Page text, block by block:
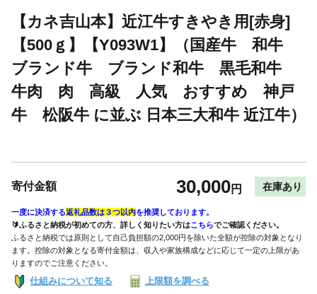
【カネ吉山本】近江牛すきやき用[赤身]
【500ｇ】【Y093W1】（国産牛 和牛
ブランド牛 ブランド和牛 黒毛和牛
牛肉 肉 高級 人気 おすすめ 神戸
牛 松阪牛 に並ぶ 日本三大和牛 近江牛）
寄付金額 30,000円 在庫あり
一度に決済する返礼品数は３つ以内を推奨しております。
🔰ふるさと納税が初めての方、詳しく知りたい方はこちらでご確認ください。
ふるさと納税では原則として自己負担額の2,000円を除いた全額が控除の対象となり
ます。控除の対象となる寄付金額は、収入や家族構成などに応じて一定の上限があ
りますのでご注意ください。
仕組みについて知る 上限額を調べる